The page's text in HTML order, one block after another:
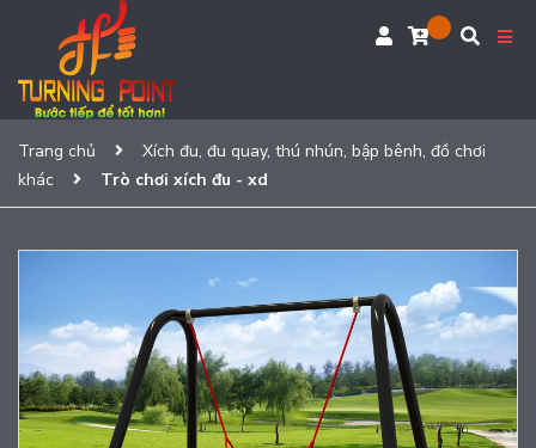
Trang chủ
Xích đu, đu quay, thú nhún, bập bênh, đồ chơi
khác
Trò chơi xích đu - xd